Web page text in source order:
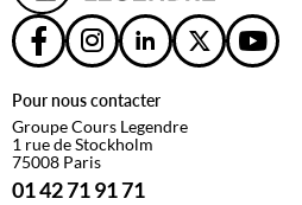
Pour nous contacter
Groupe Cours Legendre
1 rue de Stockholm
75008 Paris
01 42 71 91 71